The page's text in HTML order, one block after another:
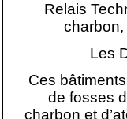
Relais
charbon,
Les
Ces
de fosses
charbon et